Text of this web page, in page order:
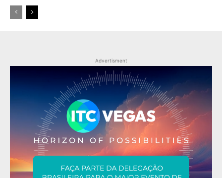
Advertisment